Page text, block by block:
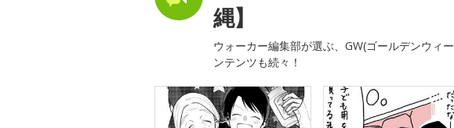
縄】
ウォーカー編集部が選ぶ、GW(ゴールデンウィ
ンテンツも続々！